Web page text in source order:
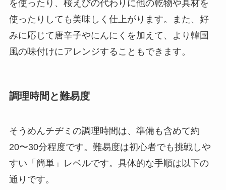
を使ったり、桜えびの代わりに他の乾物や具材を
使ったりしても美味しく仕上がります。また、好
みに応じて唐辛子やにんにくを加えて、より韓国
風の味付けにアレンジすることもできます。
調理時間と難易度
そうめんチヂミの調理時間は、準備も含めて約
20〜30分程度です。難易度は初心者でも挑戦しや
すい「簡単」レベルです。具体的な手順は以下の
通りです。